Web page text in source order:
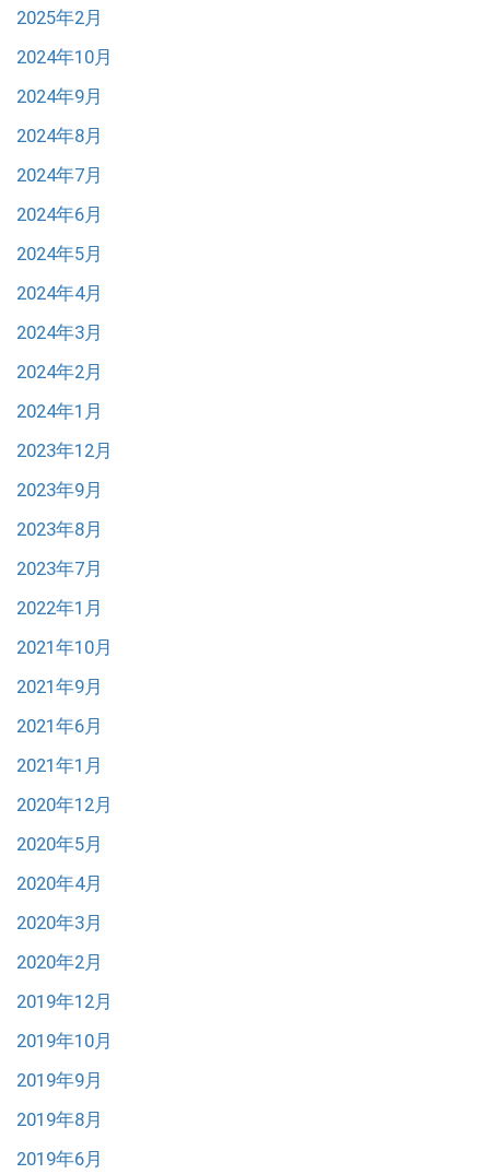
2025年2月
2024年10月
2024年9月
2024年8月
2024年7月
2024年6月
2024年5月
2024年4月
2024年3月
2024年2月
2024年1月
2023年12月
2023年9月
2023年8月
2023年7月
2022年1月
2021年10月
2021年9月
2021年6月
2021年1月
2020年12月
2020年5月
2020年4月
2020年3月
2020年2月
2019年12月
2019年10月
2019年9月
2019年8月
2019年6月